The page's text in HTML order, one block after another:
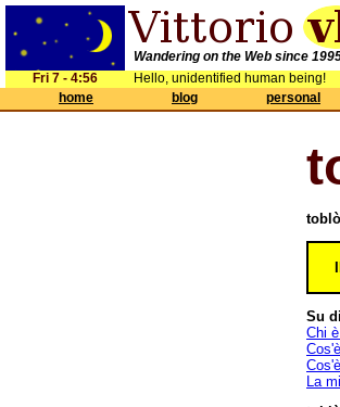
Wandering on the Web since
Fri 7 - 4:56
Hello, unidentified human being!
home
blog personal
Su
Chi
La